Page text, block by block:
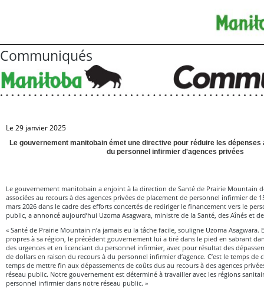
Communiqués
Le 29 janvier 2025
Le gouvernement manitobain émet une directive pour réduire les
du personnel infirmier d'agences privées
Le gouvernement manitobain a enjoint à la direction de Santé de Prairie Mountain
associées au recours à des agences privées de placement de personnel infirmier de
mars 2026 dans le cadre des efforts concertés de rediriger le financement vers le
public, a annoncé aujourd’hui Uzoma Asagwara, ministre de la Santé, des Aînés et
« Santé de Prairie Mountain n’a jamais eu la tâche facile, souligne Uzoma Asagwara.
propres à sa région, le précédent gouvernement lui a tiré dans le pied en sabrant
des urgences et en licenciant du personnel infirmier, avec pour résultat des
de dollars en raison du recours à du personnel infirmier d’agence. C’est le temps de
temps de mettre fin aux dépassements de coûts dus au recours à des agences
réseau public. Notre gouvernement est déterminé à travailler avec les régions
personnel infirmier dans notre réseau public. »